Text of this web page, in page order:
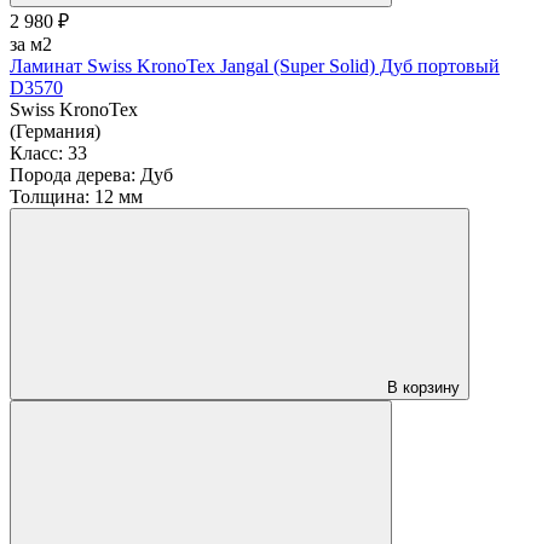
2 980 ₽
за м2
Ламинат Swiss KronoTex Jangal (Super Solid) Дуб портовый
D3570
Swiss KronoTex
(Германия)
Класс: 33
Порода дерева: Дуб
Толщина: 12 мм
В корзину